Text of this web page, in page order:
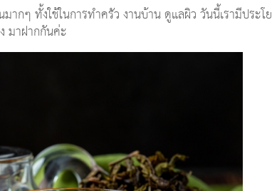
กๆ ทั้งใช้ในการทำครัว งานบ้าน ดูแลผิว วันนี้เรามีประโย
มาฝากกันค่ะ